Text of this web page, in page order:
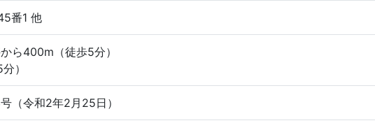
番1 他
ら400m（徒歩5分）
）
（令和2年2月25日）